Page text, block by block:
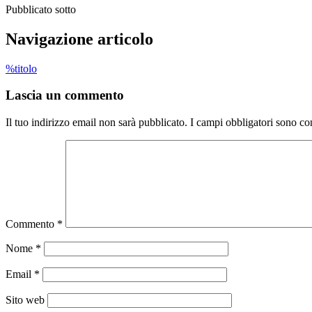
Pubblicato sotto
Navigazione articolo
%titolo
Lascia un commento
Il tuo indirizzo email non sarà pubblicato. I campi obbligatori sono
Commento *
Nome *
Email *
Sito web